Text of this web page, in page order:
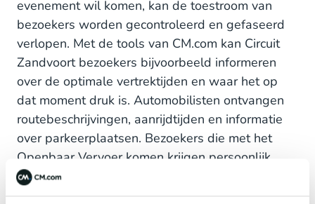
evenement wil komen, kan de toestroom van
bezoekers worden gecontroleerd en gefaseerd
verlopen. Met de tools van CM.com kan Circuit
Zandvoort bezoekers bijvoorbeeld informeren
over de optimale vertrektijden en waar het op
dat moment druk is. Automobilisten ontvangen
routebeschrijvingen, aanrijdtijden en informatie
over parkeerplaatsen. Bezoekers die met het
Openbaar Vervoer komen krijgen persoonlijk
reisadvies. Alles om de bezoeker optimaal te
bedienen en een onvergetelijke dag te bezorgen.